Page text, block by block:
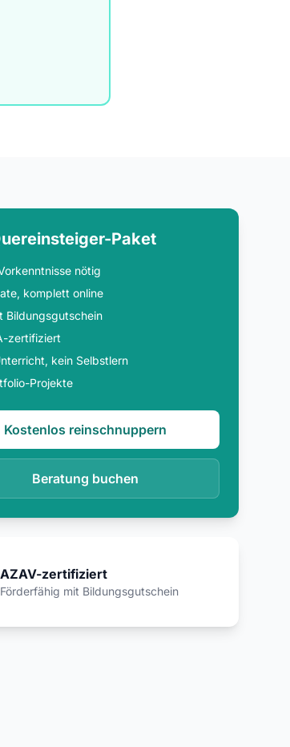
Paket
nötig
komplett online
Bildungsgutschein
zertifiziert
kein Selbstlern
Projekte
Kostenlos reinschnuppern
Beratung buchen
AZAV-zertifiziert
Förderfähig mit Bildungsgutschein